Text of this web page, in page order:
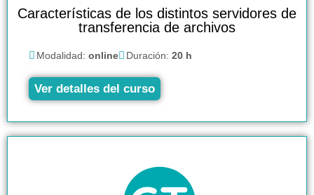
Características de los distintos servidores de
transferencia de archivos
Modalidad: online Duración: 20 h
Ver detalles del curso